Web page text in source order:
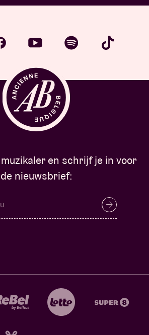
en schrijf je in voor
de nieuwsbrief: